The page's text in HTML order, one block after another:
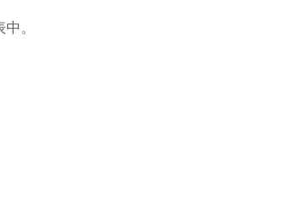
。